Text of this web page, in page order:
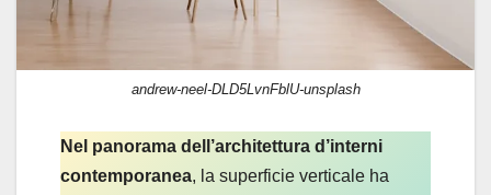
andrew-neel-DLD5LvnFblU-unsplash
Nel panorama dell’architettura d’interni
contemporanea, la superficie verticale ha